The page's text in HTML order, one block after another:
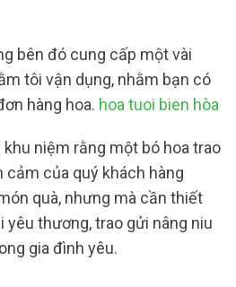
bên đó cung cấp một vài
tôi vận dụng, nhằm bạn có
hàng hoa. hoa tuoi bien hòa
khu niệm rằng một bó hoa trao
cảm của quý khách hàng
quà, nhưng mà cần thiết
yêu thương, trao gửi nâng niu
gia đình yêu.